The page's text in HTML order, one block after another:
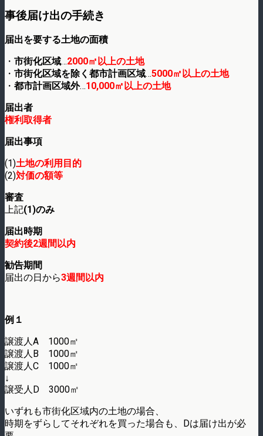
事後届け出の手続き
届出を要する土地の面積
・ 市街化区域…2000㎡以上の土地
・ 市街化区域を除く都市計画区域…5000㎡以上の土地
・ 都市計画区域外…10,000㎡以上の土地
届出者
権利取得者
届出事項
(1)土地の利用目的
(2)対価の額等
審査
上記(1)のみ
届出時期
契約後2週間以内
勧告期間
届出の日から3週間以内
例１
譲渡人A 1000㎡
譲渡人B 1000㎡
譲渡人C 1000㎡
↓
譲受人D 3000㎡
いずれも市街化区域内の土地の場合、
時期をずらしてそれぞれを買った場合も、Dは届け出が必